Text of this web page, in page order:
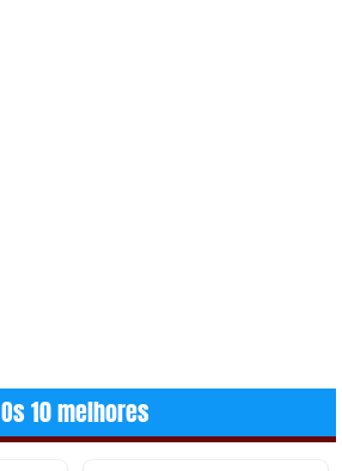
Os 10 melhores